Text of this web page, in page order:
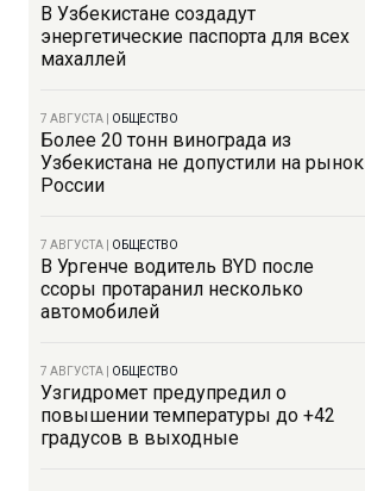
В Узбекистане создадут
энергетические паспорта для всех
махаллей
7 АВГУСТА ОБЩЕСТВО
Более 20 тонн винограда из
Узбекистана не допустили на рынок
России
7 АВГУСТА ОБЩЕСТВО
В Ургенче водитель BYD после
ссоры протаранил несколько
автомобилей
7 АВГУСТА ОБЩЕСТВО
Узгидромет предупредил о
повышении температуры до +42
градусов в выходные